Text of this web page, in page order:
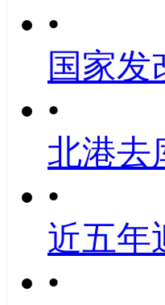
•
国家
•
北港去
•
近五年
•